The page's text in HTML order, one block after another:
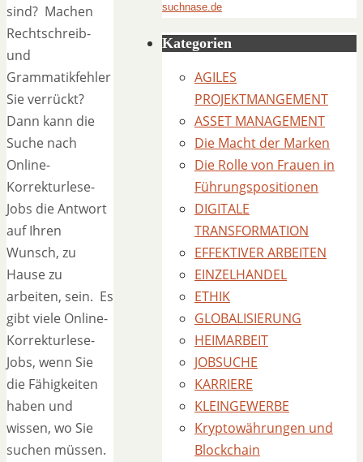
sind? Machen
Rechtschreib-
und
Grammatikfehler
Sie verrückt?
Dann kann die
Suche nach
Online-
Korrekturlese-
Jobs die Antwort
auf Ihren
Wunsch, zu
Hause zu
arbeiten, sein. Es
gibt viele Online-
Korrekturlese-
Jobs, wenn Sie
die Fähigkeiten
haben und
wissen, wo Sie
suchen müssen.
suchnase.de
Kategorien
AGILES
PROJEKTMANGEMENT
ASSET MANAGEMENT
Die Macht der Marken
Die Rolle von Frauen in
Führungspositionen
DIGITALE
TRANSFORMATION
EFFEKTIVER ARBEITEN
EINZELHANDEL
ETHIK
GLOBALISIERUNG
HEIMARBEIT
JOBSUCHE
KARRIERE
KLEINGEWERBE
Kryptowährungen und
Blockchain